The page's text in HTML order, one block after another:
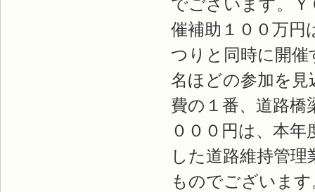
でございます。Ｙ
催補助１００万円
つりと同時に開
名ほどの参加を
費の１番、道路橋
０００円は、本
した道路維持管
ものでございま